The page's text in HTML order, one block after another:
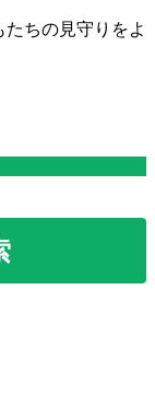
ちの見守りをよ